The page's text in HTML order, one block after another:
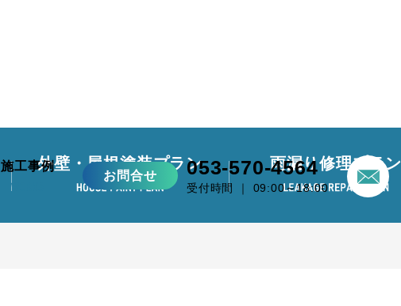
施工事例
お問合せ 053-570-4564
受付時間 ｜ 09:00～18:00
外壁・屋根塗装プラン 雨漏り修理プラン